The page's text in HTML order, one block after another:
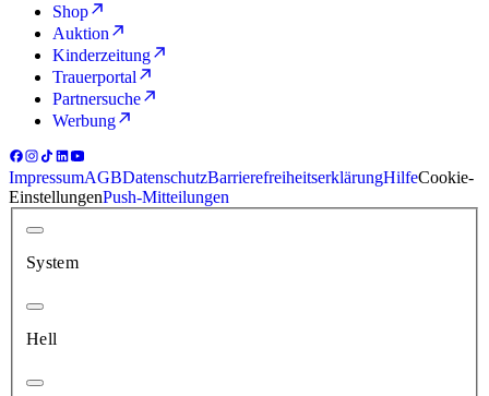
Shop
Auktion
Kinderzeitung
Trauerportal
Partnersuche
Werbung
ImpressumAGBDatenschutzBarrierefreiheitserklärungHilfeCookie-
EinstellungenPush-Mitteilungen
System
Hell